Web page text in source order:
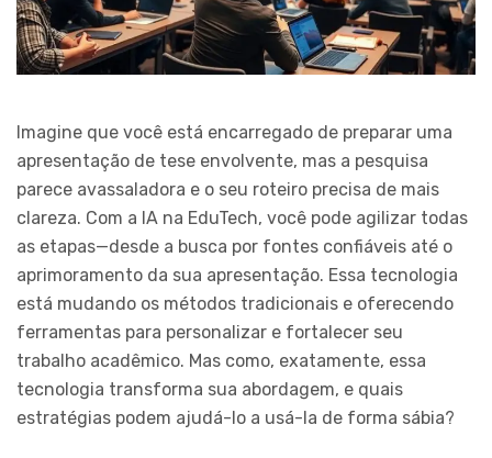
Imagine que você está encarregado de preparar uma
apresentação de tese envolvente, mas a pesquisa
parece avassaladora e o seu roteiro precisa de mais
clareza. Com a IA na EduTech, você pode agilizar todas
as etapas—desde a busca por fontes confiáveis até o
aprimoramento da sua apresentação. Essa tecnologia
está mudando os métodos tradicionais e oferecendo
ferramentas para personalizar e fortalecer seu
trabalho acadêmico. Mas como, exatamente, essa
tecnologia transforma sua abordagem, e quais
estratégias podem ajudá-lo a usá-la de forma sábia?